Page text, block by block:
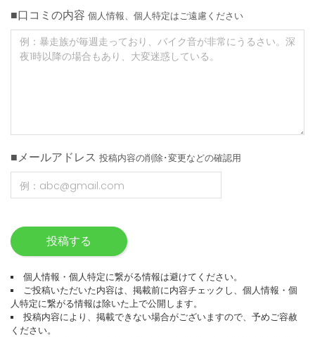
■口コミの内容 個人情報、個人特定はご遠慮ください
■メールアドレス 投稿内容の削除･変更などの確認用
投稿する
個人情報・個人特定に繋がる情報は避けてください。
ご投稿いただいた内容は、掲載前に内容チェックし、個人情報・個
人特定に繋がる情報は除いた上で公開します。
投稿内容により、掲載できない場合がございますので、予めご容赦
ください。